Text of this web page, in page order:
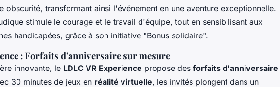
obscurité, transformant ainsi l'événement en une aventure exceptionnelle.
stimule le courage et le travail d'équipe, tout en sensibilisant aux
handicapées, grâce à son initiative "Bonus solidaire".
: Forfaits d'anniversaire sur mesure
innovante, le LDLC VR Experience propose des forfaits d'anniversaire
30 minutes de jeux en réalité virtuelle, les invités plongent dans un